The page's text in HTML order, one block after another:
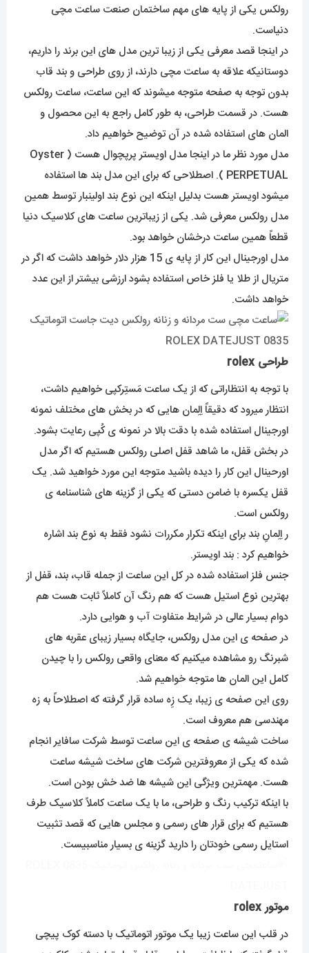
رولکس یکی از پایه های مهم ساختمان صنعت ساعت مچی
دنیاست.
در اینجا قصد معرفی یکی از زیبا ترین مدل های این برند را داریم،
دوستانیکه علاقه به ساعت مچی دارند، از روی طراحی و بند قاب
بدون توجه به صفحه متوجه میشوند که این ساعت، ساعت رولکس
هست. در قسمت طراحی، به طور کامل راجع به این محصول و
المان های استفاده شده در آن توضیح خواهیم داد.
مدل مورد نظر ما در اینجا مدل اویستر پرپچوال هست ( Oyster
PERPETUAL ). اصطلاحی که برای این مدل بند ها استفاده
میشود اویستر هست بدلیل اینکه این نوع بند اولینبار توسط همین
مدل رولکس معرفی شد. یکی از زیباترین ساعت های کلاسیک دنیا
قطعاً همین ساعت درخشان خواهد بود.
مدل اورجینال این کار از پایه ی 15 هزار دلار خواهد داشت که اگر در
متریال از طلا یا فلز خاص استفاده بشود ارزشی بیشتر از این عدد
خواهد داشت.
طراحی rolex
با توجه به انتظاراتی که از یک ساعت مَستِرکپی خواهیم داشت،
انتظار میرود که دقیقاً اِلِمان هایی که در بخش های مختلف نمونه
اورجینال استفاده شده با دقت بالا در نمونه ی کُپی رعایت بشود.
در بخش قفل، ما شاهد قفل اصلی رولکس هستیم که اگر مدل
اورحینال این کار را دیده باشید متوجه این مورد خواهید شد. یک
قفل یکسره با ضامن دستی که یکی از گزینه های شناسنامه ی
رولکس است.
ر اِلِمانِ بند برای اینکه تکرار مکررات نشود فقط به نوع بند اشاره
خواهیم کرد : بند اویستر.
جنس فلز استفاده شده در کل این ساعت از جمله قاب، بند، قفل از
بهترین نوع استیل هست که هم رنگ آن کاملاً ثابت هست هم
دوام بسیار عالی در شرایط متفاوت آب و هوایی دارد.
در صفحه ی این مدل رولکس، جایگاه بسیار زیبای عقربه های
شبرنگ رو مشاهده میکنیم که معنای واقعی رولکس را با چیدن
کامل این المان ها متوجه خواهیم شد.
روی این صفحه ی زیبا، یک زِه ساده قرار گرفته که اصطلاحاً به زه
مهندسی هم معروف است.
ساخت شیشه ی صفحه ی این ساعت توسط شرکت سافایر انجام
شده که یکی از معروفترین شرکت های ساخت شیشه ساعت
هست. مهمترین ویژگی این شیشه ها ضد خش بودن است.
با اینکه ترکیب رنگ و طراحی، ما با یک ساعت کاملاً کلاسیک طرف
هستیم که برای قرار های رسمی و مجلس هایی که قصد تثبیت
استایل رسمی خودتان را دارید گزینه ی بسیار مناسبیست.
موتور rolex
در قلب این ساعت زیبا یک موتور اتوماتیک با دسته کوک پیچی